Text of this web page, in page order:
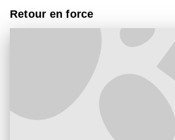
Retour en force